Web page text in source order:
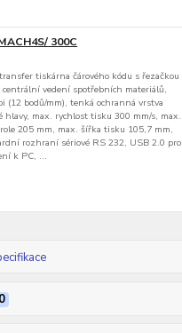
300C
tiskárna čárového kódu s řezačkou
vedení spotřebních materiálů,
(12 bodů/mm), tenká ochranná vrstva
hlavy, max. rychlost tisku 300 mm/s, max.
205 mm, max. šířka tisku 105,7 mm,
rozhraní sériové RS 232, USB 2.0 pro
k PC, ...
0